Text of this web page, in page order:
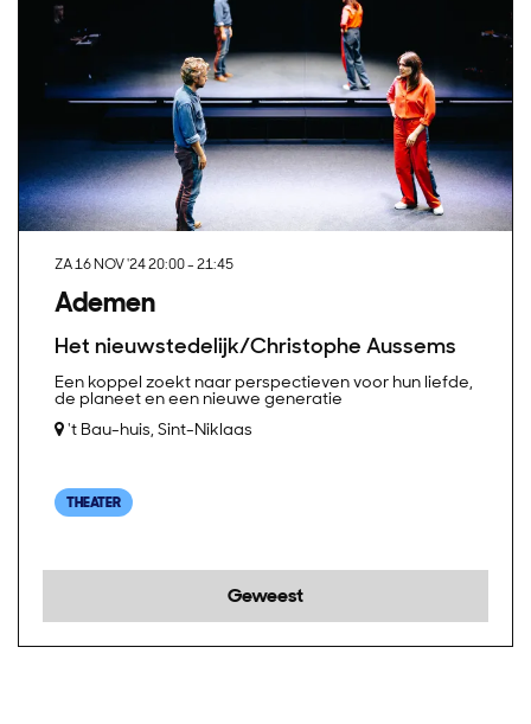
Ademen
Het nieuwstedelijk/Christophe Aussems
ZA 16 NOV '2420:00 - 21:45
Een koppel zoekt naar perspectieven voor hun liefde,
de planeet en een nieuwe generatie
't Bau-huis, Sint-Niklaas
THEATER
Geweest